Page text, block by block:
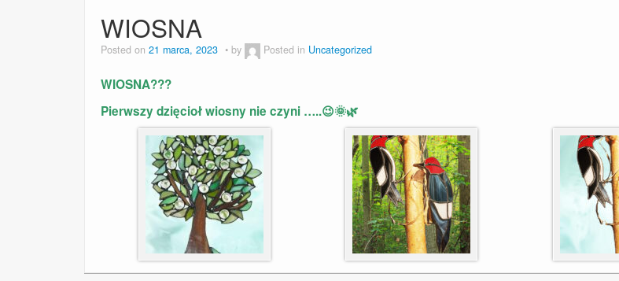
WIOSNA
Posted on 21 marca, 2023 by Posted in Uncategorized
WIOSNA???
Pierwszy dzięcioł wiosny nie czyni …..😉🌞🌿